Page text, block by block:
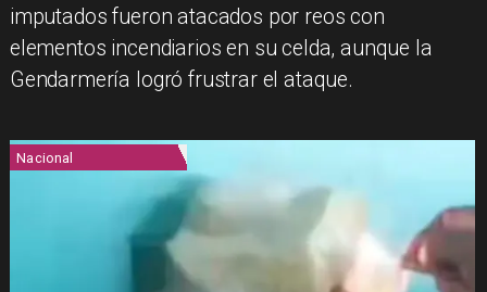
imputados fueron atacados por reos con
elementos incendiarios en su celda, aunque la
Gendarmería logró frustrar el ataque.
Nacional